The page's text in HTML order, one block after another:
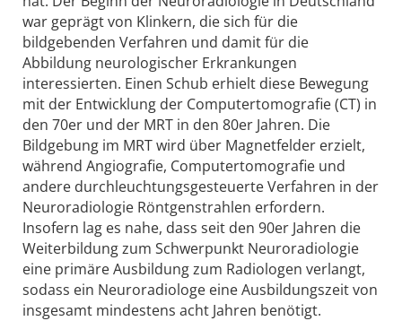
war geprägt von Klinkern, die sich für die
bildgebenden Verfahren und damit für die
Abbildung neurologischer Erkrankungen
interessierten. Einen Schub erhielt diese Bewegung
mit der Entwicklung der Computertomografie (CT) in
den 70er und der MRT in den 80er Jahren. Die
Bildgebung im MRT wird über Magnetfelder erzielt,
während Angiografie, Computertomografie und
andere durchleuchtungsgesteuerte Verfahren in der
Neuroradiologie Röntgenstrahlen erfordern.
Insofern lag es nahe, dass seit den 90er Jahren die
Weiterbildung zum Schwerpunkt Neuroradiologie
eine primäre Ausbildung zum Radiologen verlangt,
sodass ein Neuroradiologe eine Ausbildungszeit von
insgesamt mindestens acht Jahren benötigt.